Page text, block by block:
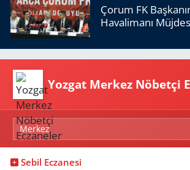
Çorum FK
Havalimanı
Yozgat Merkez Nöbetçi
Sebil Eczanesi